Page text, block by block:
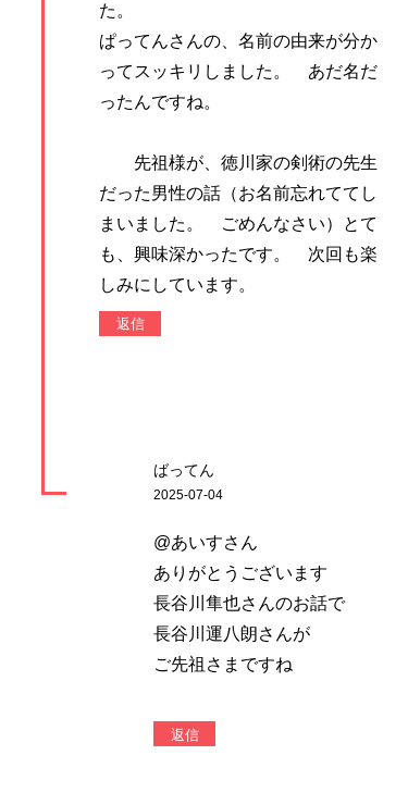
た。
ぱってんさんの、名前の由来が分か
ってスッキリしました。 あだ名だ
ったんですね。
先祖様が、徳川家の剣術の先生
だった男性の話（お名前忘れててし
まいました。 ごめんなさい）とて
も、興味深かったです。 次回も楽
しみにしています。
返信
ばってん
2025-07-04
@あいすさん
ありがとうございます
長谷川隼也さんのお話で
長谷川運八朗さんが
ご先祖さまですね
返信